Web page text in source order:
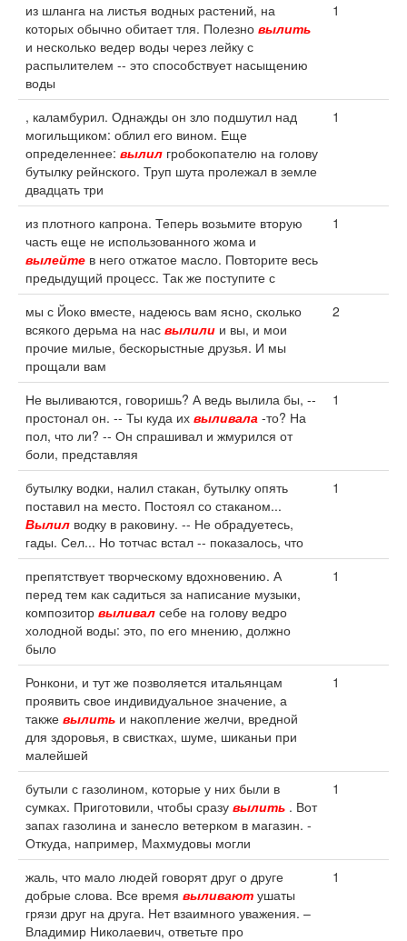
из шланга на листья водных растений, на
которых обычно обитает тля. Полезно вылить
и несколько ведер воды через лейку с
распылителем -- это способствует насыщению
воды
1
, каламбурил. Однажды он зло подшутил над
могильщиком: облил его вином. Еще
определеннее: вылил гробокопателю на голову
бутылку рейнского. Труп шута пролежал в земле
двадцать три
1
из плотного капрона. Теперь возьмите вторую
часть еще не использованного жома и
вылейте в него отжатое масло. Повторите весь
предыдущий процесс. Так же поступите с
1
мы с Йоко вместе, надеюсь вам ясно, сколько
всякого дерьма на нас вылили и вы, и мои
прочие милые, бескорыстные друзья. И мы
прощали вам
2
Не выливаются, говоришь? А ведь вылила бы, --
простонал он. -- Ты куда их выливала -то? На
пол, что ли? -- Он спрашивал и жмурился от
боли, представляя
1
бутылку водки, налил стакан, бутылку опять
поставил на место. Постоял со стаканом...
Вылил водку в раковину. -- Не обрадуетесь,
гады. Сел... Но тотчас встал -- показалось, что
1
препятствует творческому вдохновению. А
перед тем как садиться за написание музыки,
композитор выливал себе на голову ведро
холодной воды: это, по его мнению, должно
было
1
Ронкони, и тут же позволяется итальянцам
проявить свое индивидуальное значение, а
также вылить и накопление желчи, вредной
для здоровья, в свистках, шуме, шиканьи при
малейшей
1
бутыли с газолином, которые у них были в
сумках. Приготовили, чтобы сразу вылить . Вот
запах газолина и занесло ветерком в магазин. -
Откуда, например, Махмудовы могли
1
жаль, что мало людей говорят друг о друге
добрые слова. Все время выливают ушаты
грязи друг на друга. Нет взаимного уважения. –
Владимир Николаевич, ответьте про
1